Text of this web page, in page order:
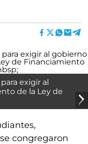
exigir al
de la Ley de
congregaron